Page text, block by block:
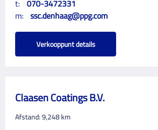
t: 070-3472331
m: ssc.denhaag@ppg.com
Verkooppunt details
Claasen Coatings B.V.
Afstand:9,248km